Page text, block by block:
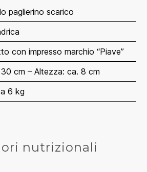
paglierino scarico
con impresso marchio “Piave”
cm – Altezza: ca. 8 cm
6 kg
nutrizionali